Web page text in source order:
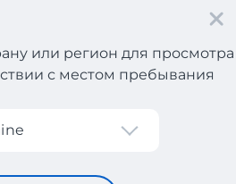
или регион для просмотра
с местом пребывания